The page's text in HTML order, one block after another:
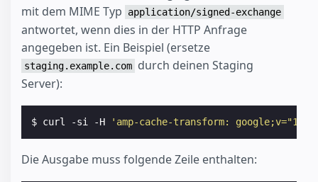
mit dem MIME Typ
application/signed-exchange
antwortet, wenn dies in der HTTP Anfrage
angegeben ist. Ein Beispiel (ersetze
staging.example.com durch deinen Staging
Server):
$ curl -si -H 'amp-cache-transform:
Die Ausgabe muss folgende Zeile enthalten: